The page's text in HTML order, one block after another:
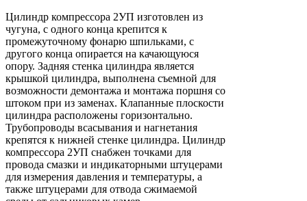
Цилиндр компрессора 2УП изготовлен из
чугуна, с одного конца крепится к
промежуточному фонарю шпильками, с
другого конца опирается на качающуюся
опору. Задняя стенка цилиндра является
крышкой цилиндра, выполнена съемной для
возможности демонтажа и монтажа поршня со
штоком при из заменах. Клапанные плоскости
цилиндра расположены горизонтально.
Трубопроводы всасывания и нагнетания
крепятся к нижней стенке цилиндра. Цилиндр
компрессора 2УП снабжен точками для
провода смазки и индикаторными штуцерами
для измерения давления и температуры, а
также штуцерами для отвода сжимаемой